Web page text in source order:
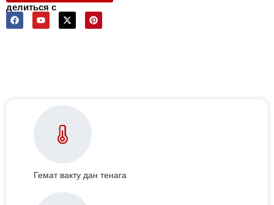
делиться с
Гемат вакту дан тенага